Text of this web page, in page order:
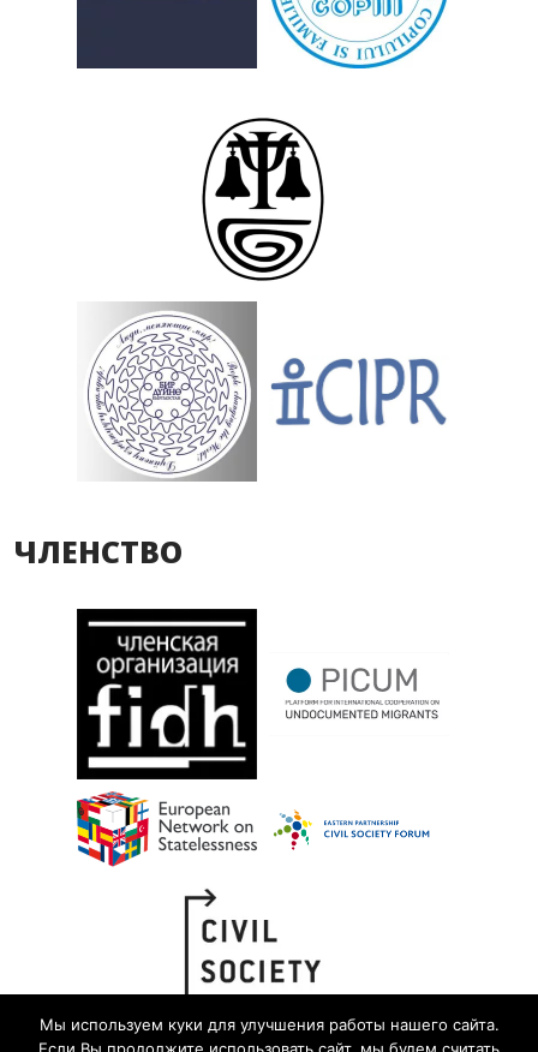
ЧЛЕНСТВО
Мы используем куки для улучшения работы нашего сайта.